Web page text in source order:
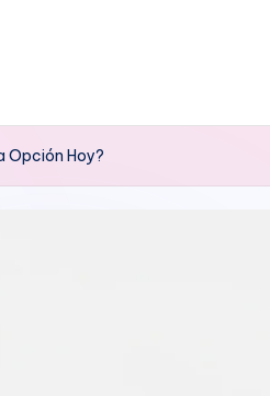
Opción Hoy?